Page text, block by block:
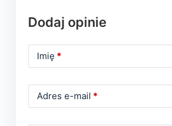
Dodaj opinie
Imię *
Adres e-mail *